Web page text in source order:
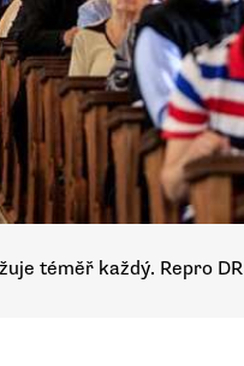
téměř každý. Repro DR